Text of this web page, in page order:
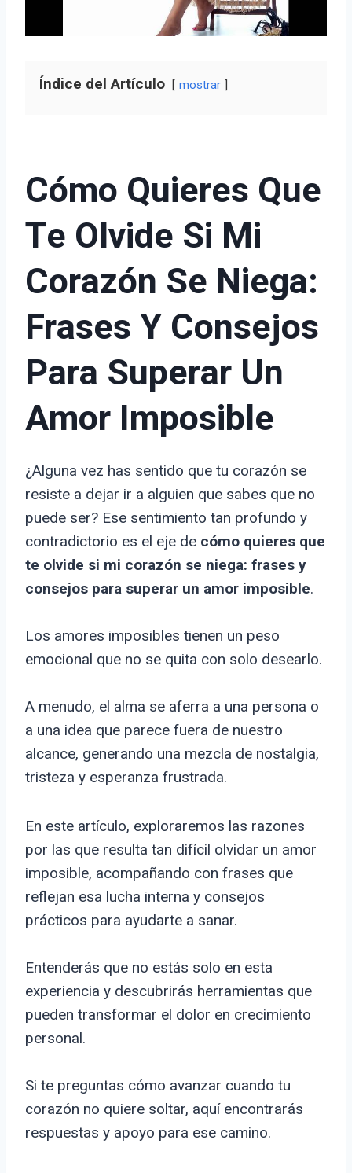
Índice del Artículo mostrar
Cómo Quieres Que
Te Olvide Si Mi
Corazón Se Niega:
Frases Y Consejos
Para Superar Un
Amor Imposible
¿Alguna vez has sentido que tu corazón se
resiste a dejar ir a alguien que sabes que no
puede ser? Ese sentimiento tan profundo y
contradictorio es el eje de cómo quieres que
te olvide si mi corazón se niega: frases y
consejos para superar un amor imposible.
Los amores imposibles tienen un peso
emocional que no se quita con solo desearlo.
A menudo, el alma se aferra a una persona o
a una idea que parece fuera de nuestro
alcance, generando una mezcla de nostalgia,
tristeza y esperanza frustrada.
En este artículo, exploraremos las razones
por las que resulta tan difícil olvidar un amor
imposible, acompañando con frases que
reflejan esa lucha interna y consejos
prácticos para ayudarte a sanar.
Entenderás que no estás solo en esta
experiencia y descubrirás herramientas que
pueden transformar el dolor en crecimiento
personal.
Si te preguntas cómo avanzar cuando tu
corazón no quiere soltar, aquí encontrarás
respuestas y apoyo para ese camino.